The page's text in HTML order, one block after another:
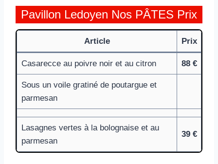
Pavillon Ledoyen Nos PÂTES Prix
Article Prix
Casarecce au poivre noir et au citron 88 €
Sous un voile gratiné de poutargue et
parmesan
Lasagnes vertes à la bolognaise et au
parmesan
39 €